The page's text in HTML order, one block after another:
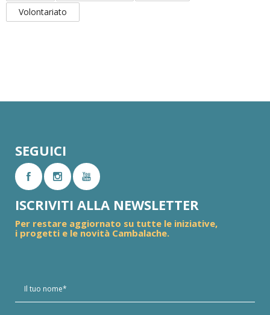
Volontariato
SEGUICI
ISCRIVITI ALLA NEWSLETTER
Per restare aggiornato su tutte le iniziative,
i progetti e le novità Cambalache.